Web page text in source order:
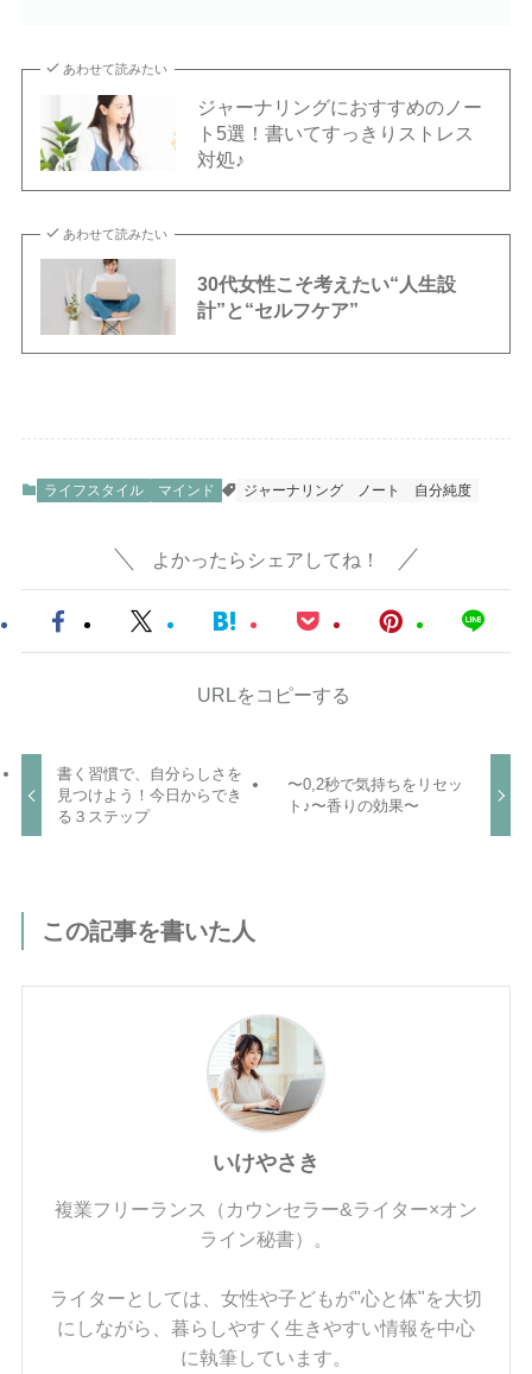
あわせて読みたい
ジャーナリングにおすすめのノー
ト5選！書いてすっきりストレス
対処♪
あわせて読みたい
30代女性こそ考えたい“人生設
計”と“セルフケア”
ライフスタイル マインド ジャーナリング ノート 自分純度
よかったらシェアしてね！
URLをコピーする
書く習慣で、自分らしさを
見つけよう！今日からでき
る３ステップ
〜0,2秒で気持ちをリセッ
ト♪〜香りの効果〜
この記事を書いた人
いけやさき
複業フリーランス（カウンセラー&ライター×オン
ライン秘書）。
ライターとしては、女性や子どもが"心と体"を大切
にしながら、暮らしやすく生きやすい情報を中心
に執筆しています。